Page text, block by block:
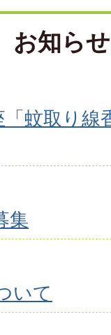
お知らせ
「蚊取り
集
いて